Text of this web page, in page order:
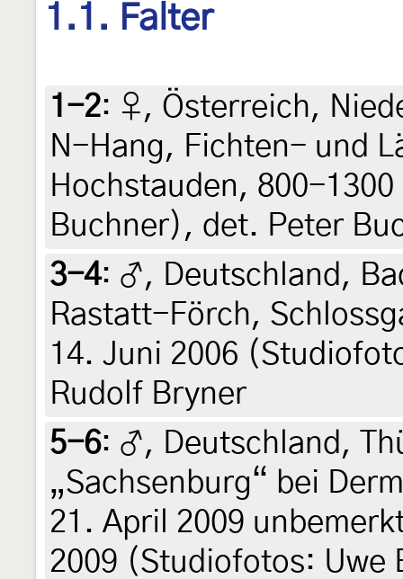
1.1. Falter
1-2: ♀, Österreich,
N-Hang, Fichten- und
Hochstauden, 800-
Buchner), det. Peter
3-4: ♂, Deutschland,
Rastatt-Förch,
14. Juni 2006
Rudolf Bryner
5-6: ♂, Deutschland,
„Sachsenburg“ bei
21. April 2009
2009 (Studiofotos: Uwe